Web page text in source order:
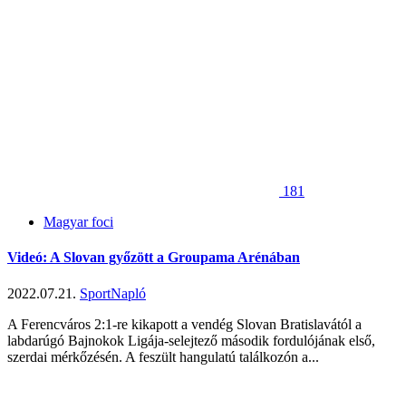
181
Magyar foci
Videó: A Slovan győzött a Groupama Arénában
2022.07.21. SportNapló
A Ferencváros 2:1-re kikapott a vendég Slovan Bratislavától a
labdarúgó Bajnokok Ligája-selejtező második fordulójának első,
szerdai mérkőzésén. A feszült hangulatú találkozón a...